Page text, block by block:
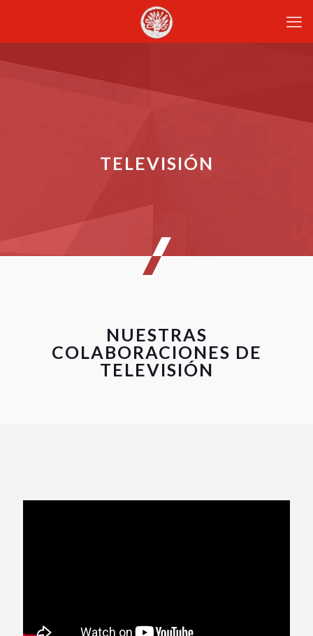
TELEVISIÓN
NUESTRAS
COLABORACIONES DE
TELEVISIÓN